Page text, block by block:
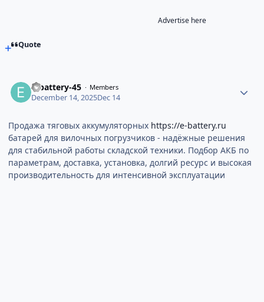
Advertise here
Quote
e-battery-45 Members
December 14, 2025Dec 14
Продажа тяговых аккумуляторных https://e-battery.ru
батарей для вилочных погрузчиков - надёжные решения
для стабильной работы складской техники. Подбор АКБ по
параметрам, доставка, установка, долгий ресурс и высокая
производительность для интенсивной эксплуатации